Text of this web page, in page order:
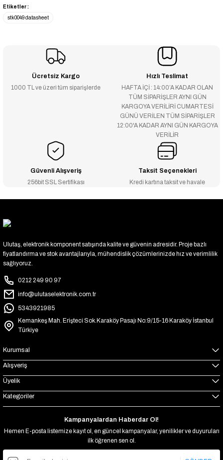
Etiketler :
stk0049 datasheet
Ücretsiz Kargo
1000 TL ve üzeri tüm siparişlerde
Hızlı Teslimat
HAFTA İÇİ : 14:00’A KADAR OLAN
TÜM SİPARİŞLER AYNI GÜN
KARGOYA VERİLİRİ CUMARTESİ
GÜNÜ VERİLEN TÜM SİPARİŞLER
12:00'A KADAR AYNI GÜN KARGOYA
VERİLİR
Güvenli Alışveriş
256bit SSL Sertifikası
Taksit Seçenekleri
Kredi kartına taksit ve havale
Ulutaş, elektronik komponent satışında kalite ve güvenin adresidir. Proje bazlı
fiyatlandırma ve stok avantajlarıyla, mühendislik çözümlerinizde hız ve verimlilik
sağlıyoruz.
0212 249 90 97
info@ulutaselektronik.com.tr
5343921985
Kemankeş Mah. Erişteci Sok.Karaköy Pasajı No:9/15-16 Karaköy İstanbul
Türkiye
Kurumsal
Alışveriş
Üyelik
Kategoriler
Kampanyalardan Haberdar Ol!
Hemen E-posta listemize kayıt ol, en güncel kampanyalar, yenilikler ve duyuruları
ilk öğrenen sen ol.